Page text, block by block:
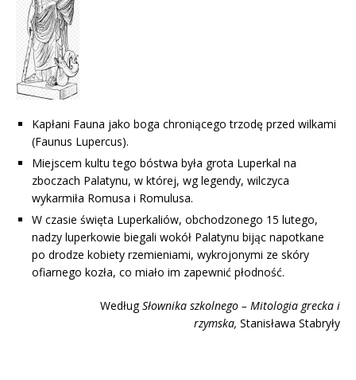
Kapłani Fauna jako boga chroniącego trzodę przed wilkami
(Faunus Lupercus).
Miejscem kultu tego bóstwa była grota Luperkal na
zboczach Palatynu, w której, wg legendy, wilczyca
wykarmiła Romusa i Romulusa.
W czasie święta Luperkaliów, obchodzonego 15 lutego,
nadzy luperkowie biegali wokół Palatynu bijąc napotkane
po drodze kobiety rzemieniami, wykrojonymi ze skóry
ofiarnego kozła, co miało im zapewnić płodność.
WedługSłownika szkolnego – Mitologia grecka i
rzymska, Stanisława Stabryły